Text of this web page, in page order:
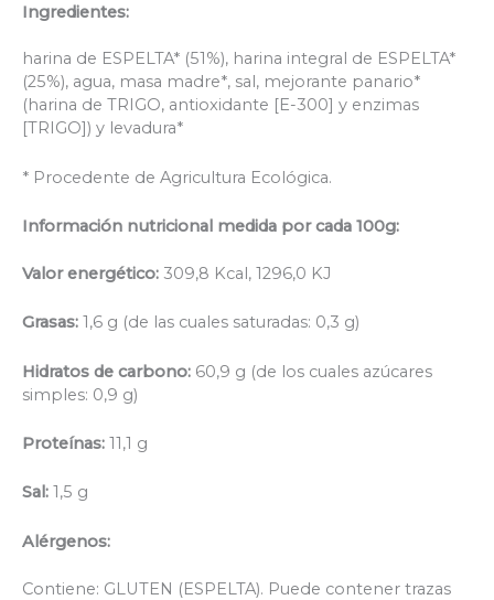
Ingredientes:
harina de ESPELTA* (51%), harina integral de ESPELTA*
(25%), agua, masa madre*, sal, mejorante panario*
(harina de TRIGO, antioxidante [E-300] y enzimas
[TRIGO]) y levadura*
* Procedente de Agricultura Ecológica.
Información nutricional medida por cada 100g:
Valor energético: 309,8 Kcal, 1296,0 KJ
Grasas: 1,6 g (de las cuales saturadas: 0,3 g)
Hidratos de carbono: 60,9 g (de los cuales azúcares
simples: 0,9 g)
Proteínas: 11,1 g
Sal: 1,5 g
Alérgenos:
Contiene: GLUTEN (ESPELTA). Puede contener trazas